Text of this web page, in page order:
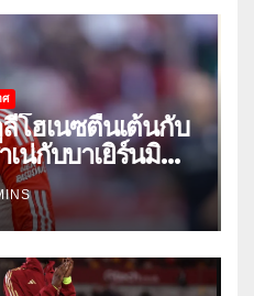
ศ
โฮเนซตื่นเต้นกับ
น่กับบาเยิร์นมิ